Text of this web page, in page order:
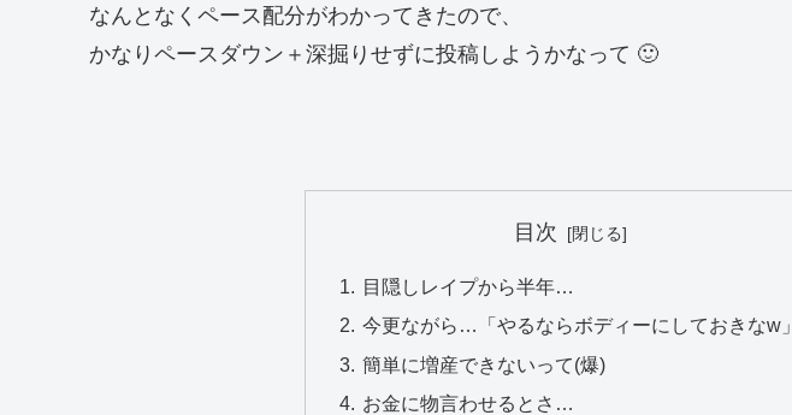
なんとなくペース配分がわかってきたので、
かなりペースダウン＋深掘りせずに投稿しようかなって 🙂
目次
目隠しレイプから半年…
今更ながら…「やるならボディーにしておきなw」
簡単に増産できないって(爆)
お金に物言わせるとさ…